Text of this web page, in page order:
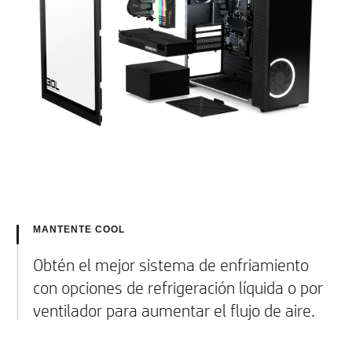
MANTENTE COOL
Obtén el mejor sistema de enfriamiento
con opciones de refrigeración líquida o por
ventilador para aumentar el flujo de aire.